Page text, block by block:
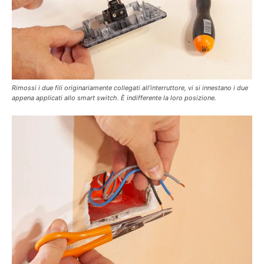
Rimossi i due fili originariamente collegati all’interruttore, vi si innestano i due
appena applicati allo smart switch. È indifferente la loro posizione.